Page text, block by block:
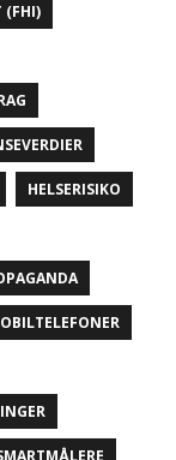
(FHI)
HELSERISIKO